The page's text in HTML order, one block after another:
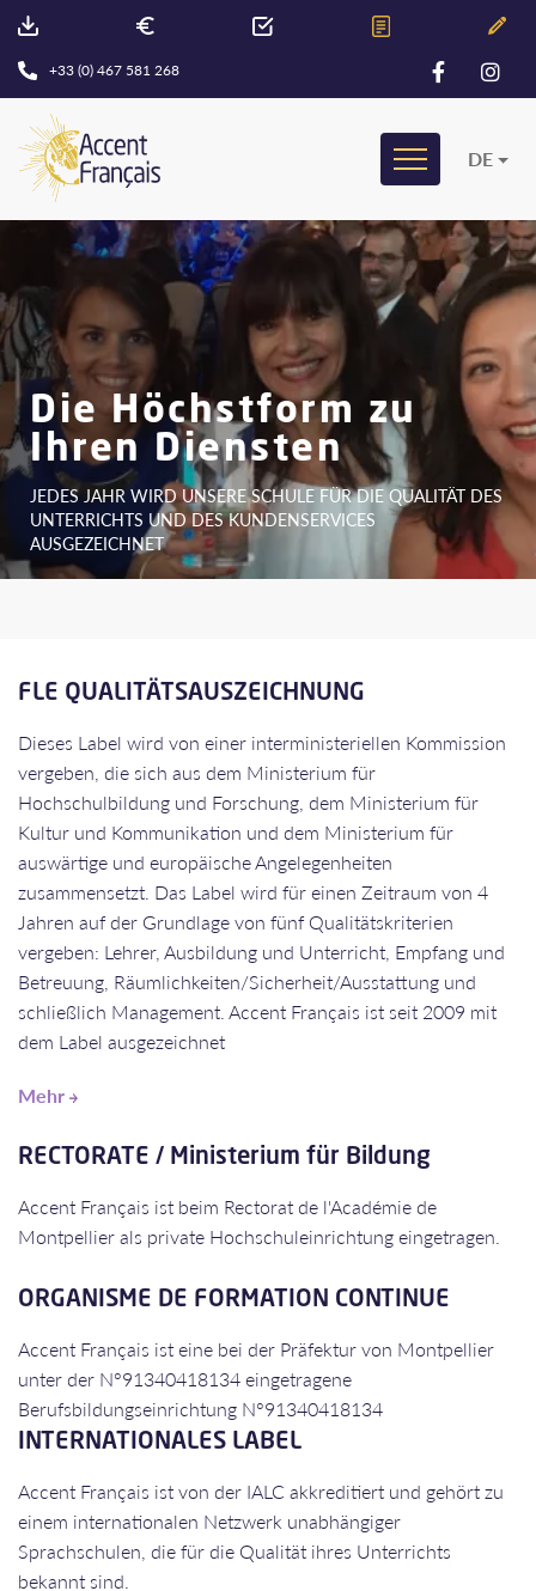
+33 (0) 467 581 268
DE
Die Höchstform zu
Ihren Diensten
JEDES JAHR WIRD UNSERE SCHULE FÜR DIE QUALITÄT DES
UNTERRICHTS UND DES KUNDENSERVICES
AUSGEZEICHNET
FLE QUALITÄTSAUSZEICHNUNG
Dieses Label wird von einer interministeriellen Kommission
vergeben, die sich aus dem Ministerium für
Hochschulbildung und Forschung, dem Ministerium für
Kultur und Kommunikation und dem Ministerium für
auswärtige und europäische Angelegenheiten
zusammensetzt. Das Label wird für einen Zeitraum von 4
Jahren auf der Grundlage von fünf Qualitätskriterien
vergeben: Lehrer, Ausbildung und Unterricht, Empfang und
Betreuung, Räumlichkeiten/Sicherheit/Ausstattung und
schließlich Management. Accent Français ist seit 2009 mit
dem Label ausgezeichnet
Mehr
​​​​​​​RECTORATE / Ministerium für Bildung
Accent Français ist beim Rectorat de l'Académie de
Montpellier als private Hochschuleinrichtung eingetragen.
ORGANISME DE FORMATION CONTINUE
​​​​​​​Accent Français ist eine bei der Präfektur von Montpellier
unter der N°91340418134 eingetragene
Berufsbildungseinrichtung N°91340418134
INTERNATIONALES LABEL
Accent Français ist von der IALC akkreditiert und gehört zu
einem internationalen Netzwerk unabhängiger
Sprachschulen, die für die Qualität ihres Unterrichts
bekannt sind.